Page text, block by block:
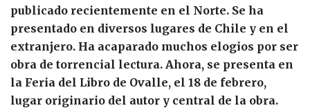
publicado recientemente en el Norte. Se ha
presentado en diversos lugares de Chile y en el
extranjero. Ha acaparado muchos elogios por ser
obra de torrencial lectura. Ahora, se presenta en
la Feria del Libro de Ovalle, el 18 de febrero,
lugar originario del autor y central de la obra.